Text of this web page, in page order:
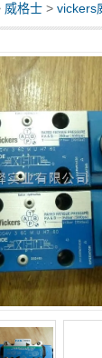
威格士 >vickers
DGMPC-3-